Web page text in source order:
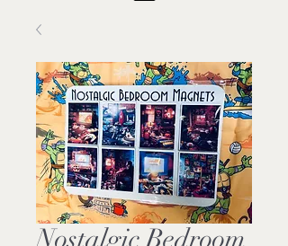
Nostalgic Bedroom